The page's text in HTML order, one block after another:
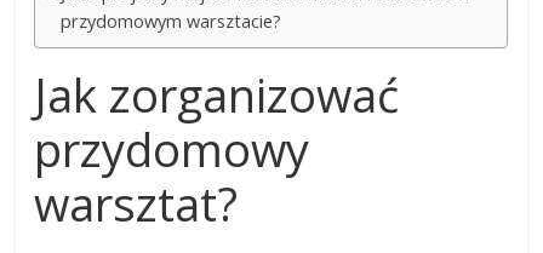
przydomowym warsztacie?
Jak zorganizować
przydomowy
warsztat?